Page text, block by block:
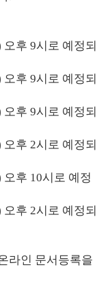
후 9시로 예정되
후 9시로 예정되
후 9시로 예정되
후 2시로 예정되
후 10시로 예정
후 2시로 예정되
라인 문서등록을